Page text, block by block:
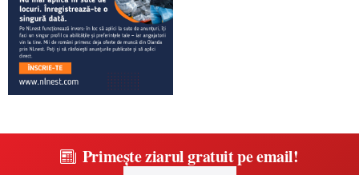
Primește ziarul gratuit pe email!